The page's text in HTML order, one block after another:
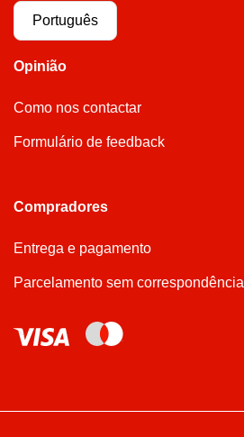
Português
Opinião
Como nos contactar
Formulário de feedback
Compradores
Entrega e pagamento
Parcelamento sem correspondência